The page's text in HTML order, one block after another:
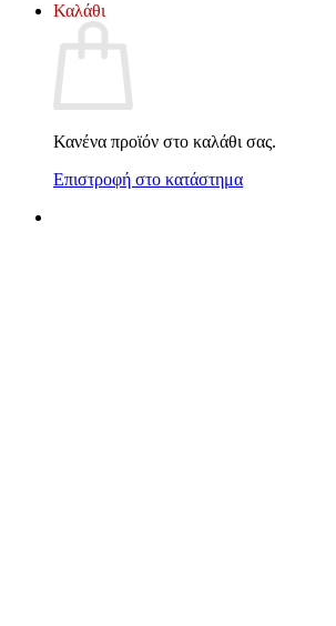
Καλάθι
Κανένα προϊόν στο καλάθι σας.
Επιστροφή στο κατάστημα